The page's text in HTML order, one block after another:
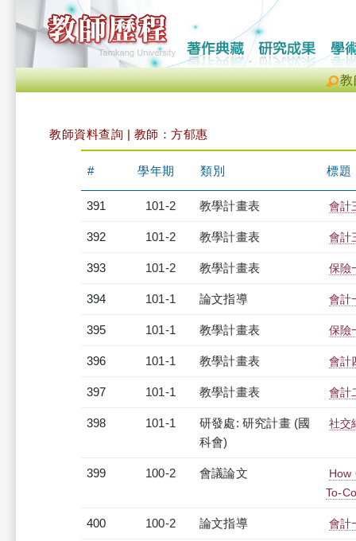
教
教師資料查詢 | 教師：方郁惠
# 學年期 類別 標題
391 101-2 教學計畫表 會計
392 101-2 教學計畫表 會計
393 101-2 教學計畫表 保險
394 101-1 論文指導 會計
395 101-1 教學計畫表 保險
396 101-1 教學計畫表 會計
397 101-1 教學計畫表 會計
398 101-1
研發處: 研究計畫 (國
科會)
社交
399 100-2 會議論文
How
To-
400 100-2 論文指導 會計